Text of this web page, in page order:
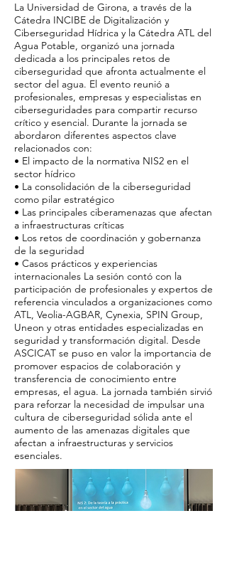
La Universidad de Girona, a través de la
Cátedra INCIBE de Digitalización y
Ciberseguridad Hídrica y la Cátedra ATL del
Agua Potable, organizó una jornada
dedicada a los principales retos de
ciberseguridad que afronta actualmente el
sector del agua. El evento reunió a
profesionales, empresas y especialistas en
ciberseguridades para compartir recurso
crítico y esencial. Durante la jornada se
abordaron diferentes aspectos clave
relacionados con:
• El impacto de la normativa NIS2 en el
sector hídrico
• La consolidación de la ciberseguridad
como pilar estratégico
• Las principales ciberamenazas que afectan
a infraestructuras críticas
• Los retos de coordinación y gobernanza
de la seguridad
• Casos prácticos y experiencias
internacionales La sesión contó con la
participación de profesionales y expertos de
referencia vinculados a organizaciones como
ATL, Veolia-AGBAR, Cynexia, SPIN Group,
Uneon y otras entidades especializadas en
seguridad y transformación digital. Desde
ASCICAT se puso en valor la importancia de
promover espacios de colaboración y
transferencia de conocimiento entre
empresas, el agua. La jornada también sirvió
para reforzar la necesidad de impulsar una
cultura de ciberseguridad sólida ante el
aumento de las amenazas digitales que
afectan a infraestructuras y servicios
esenciales.